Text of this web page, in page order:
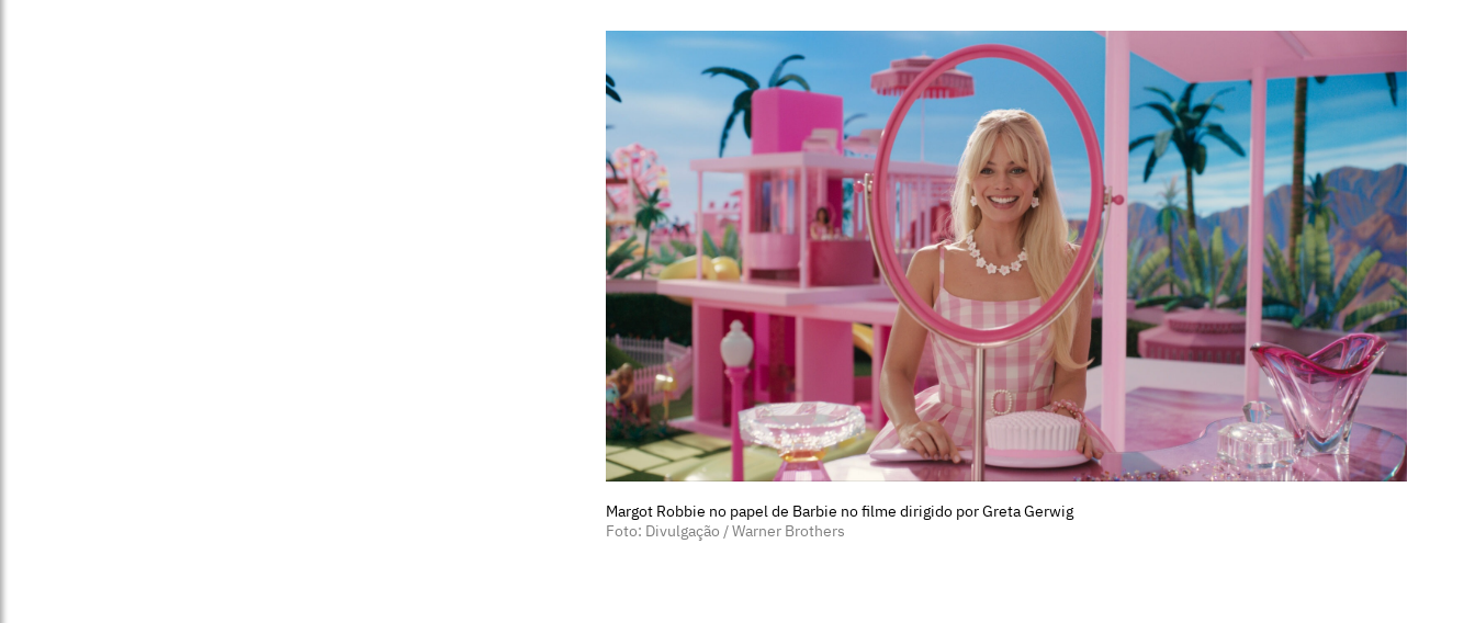
Margot Robbie no papel de Barbie no filme dirigido por Greta Gerwig
Foto: Divulgação / Warner Brothers